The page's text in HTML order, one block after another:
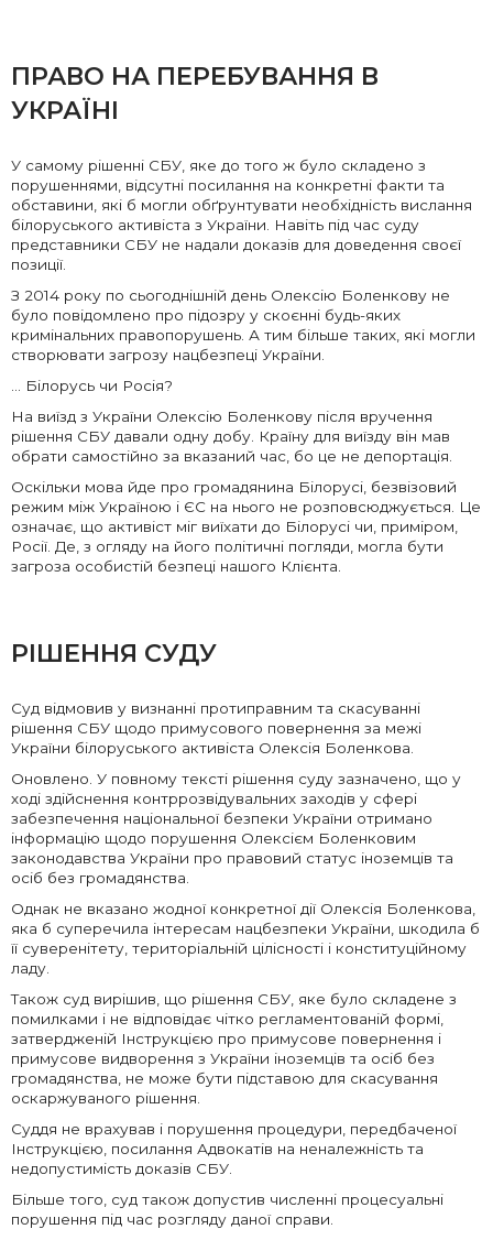
ПРАВО НА ПЕРЕБУВАННЯ В
УКРАЇНІ
У самому рішенні СБУ, яке до того ж було складено з
порушеннями, відсутні посилання на конкретні факти та
обставини, які б могли обґрунтувати необхідність вислання
білоруського активіста з України. Навіть під час суду
представники СБУ не надали доказів для доведення своєї
позиції.
З 2014 року по сьогоднішній день Олексію Боленкову не
було повідомлено про підозру у скоєнні будь-яких
кримінальних правопорушень. А тим більше таких, які могли
створювати загрозу нацбезпеці України.
… Білорусь чи Росія?
На виїзд з України Олексію Боленкову після вручення
рішення СБУ давали одну добу. Країну для виїзду він мав
обрати самостійно за вказаний час, бо це не депортація.
Оскільки мова йде про громадянина Білорусі, безвізовий
режим між Україною і ЄС на нього не розповсюджується. Це
означає, що активіст міг виїхати до Білорусі чи, приміром,
Росії. Де, з огляду на його політичні погляди, могла бути
загроза особистій безпеці нашого Клієнта.
РІШЕННЯ СУДУ
Суд відмовив у визнанні протиправним та скасуванні
рішення СБУ щодо примусового повернення за межі
України білоруського активіста Олексія Боленкова.
Оновлено. У повному тексті рішення суду зазначено, що у
ході здійснення контррозвідувальних заходів у сфері
забезпечення національної безпеки України отримано
інформацію щодо порушення Олексієм Боленковим
законодавства України про правовий статус іноземців та
осіб без громадянства.
Однак не вказано жодної конкретної дії Олексія Боленкова,
яка б суперечила інтересам нацбезпеки України, шкодила б
її суверенітету, територіальній цілісності і конституційному
ладу.
Також суд вирішив, що рішення СБУ, яке було складене з
помилками і не відповідає чітко регламентованій формі,
затвердженій Інструкцією про примусове повернення і
примусове видворення з України іноземців та осіб без
громадянства, не може бути підставою для скасування
оскаржуваного рішення.
Суддя не врахував і порушення процедури, передбаченої
Інструкцією, посилання Адвокатів на неналежність та
недопустимість доказів СБУ.
Більше того, суд також допустив численні процесуальні
порушення під час розгляду даної справи.